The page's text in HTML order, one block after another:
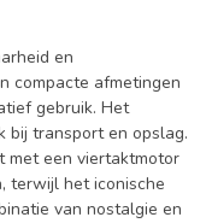
en
compacte afmetingen
gebruik. Het
bij transport en opslag.
met een viertaktmotor
terwijl het iconische
van nostalgie en